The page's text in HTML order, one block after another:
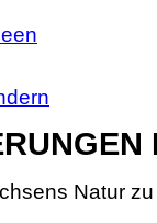
Natur